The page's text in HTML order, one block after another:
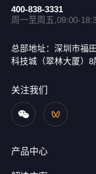
400-838-3331
周一至周五,09:00-
总部地址：深圳市福
科技城（翠林大厦）8
关注我们
产品中心